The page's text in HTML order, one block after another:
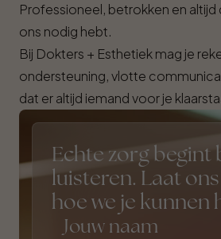
Professioneel, betrokken en altijd
ons nodig hebt.
Bij Dokters + Esthetiek mag je
ondersteuning, vlotte
dat er altijd iemand voor je
Echte zorg begint
luisteren. Laat
hoe we je kunnen
Jouw naam